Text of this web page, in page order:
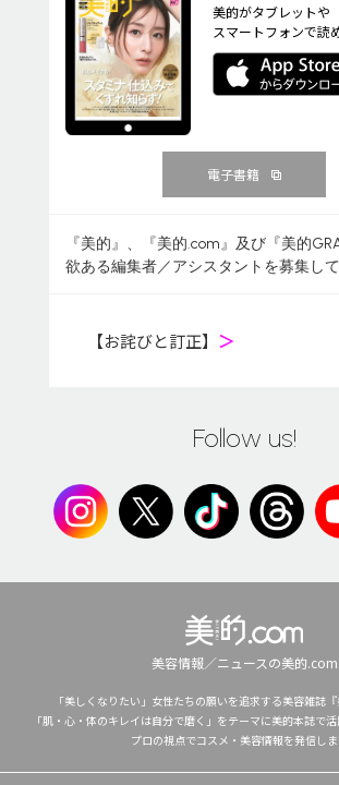
美的がタブレットや
スマートフォンで読
電子書籍
『美的』、『美的.com』及び『美的
欲ある編集者／アシスタントを募集し
【お詫びと訂正】 ＞
Follow us!
美容情報／ニュースの美的.com
「美しくなりたい」女性たちの願いを追求する美容雑誌『
「肌・心・体のキレイは自分で磨く」をテーマに美的本誌で
プロの視点でコスメ・美容情報を発信しま